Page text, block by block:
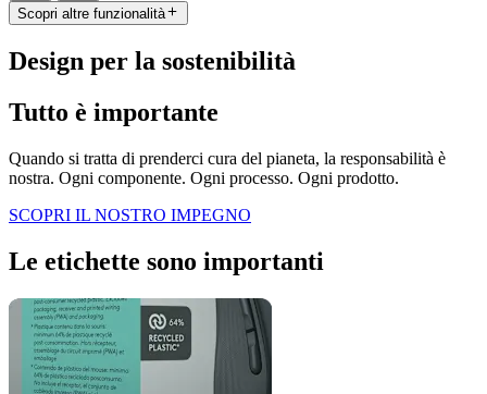
Scopri altre funzionalità
Design per la sostenibilità
Tutto è importante
Quando si tratta di prenderci cura del pianeta, la responsabilità è
nostra. Ogni componente. Ogni processo. Ogni prodotto.
SCOPRI IL NOSTRO IMPEGNO
Le etichette sono importanti